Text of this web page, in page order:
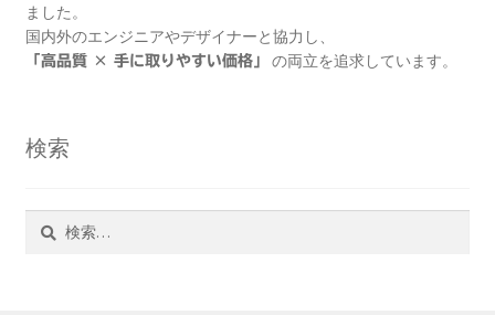
ました。
国内外のエンジニアやデザイナーと協力し、
「高品質 × 手に取りやすい価格」 の両立を追求しています。
検索